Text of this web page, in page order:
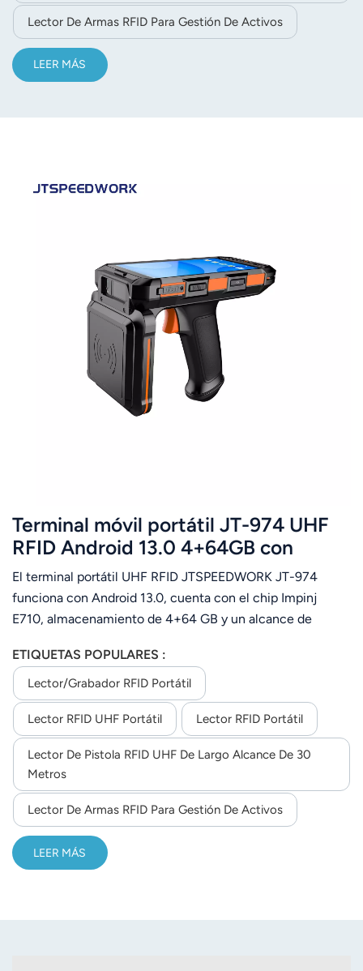
Lector De Armas RFID Para Gestión De Activos
LEER MÁS
Terminal móvil portátil JT-974 UHF
RFID Android 13.0 4+64GB con
Impinj E710
El terminal portátil UHF RFID JTSPEEDWORK JT-974
funciona con Android 13.0, cuenta con el chip Impinj
E710, almacenamiento de 4+64 GB y un alcance de
comunicación múltiple y una expansión de 256 GB para
mayor eficiencia en el sitio.
ETIQUETAS POPULARES :
Lector/grabador RFID Portátil
Lector RFID UHF Portátil Lector RFID Portátil
Lector De Pistola RFID UHF De Largo Alcance De 30
Metros
Lector De Armas RFID Para Gestión De Activos
LEER MÁS